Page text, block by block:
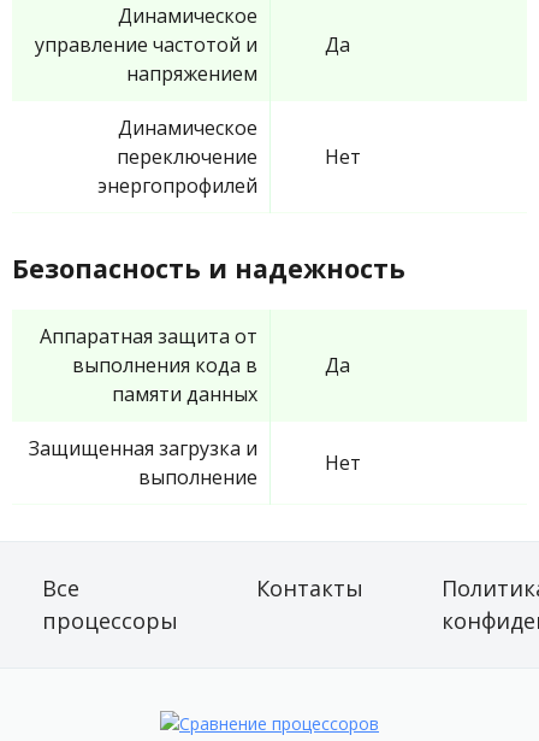
Динамическое
управление частотой и
напряжением
Да
Динамическое
переключение
энергопрофилей
Нет
Безопасность и надежность
Аппаратная защита от
выполнения кода в
памяти данных
Да
Защищенная загрузка и
выполнение
Нет
Все
процессоры
Контакты